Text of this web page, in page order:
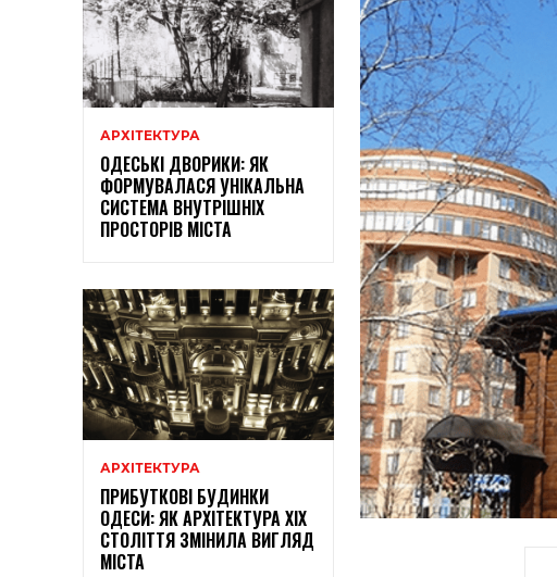
АРХІТЕКТУРА
ОДЕСЬКІ ДВОРИКИ: ЯК
ФОРМУВАЛАСЯ УНІКАЛЬНА
СИСТЕМА ВНУТРІШНІХ
ПРОСТОРІВ МІСТА
АРХІТЕКТУРА
ПРИБУТКОВІ БУДИНКИ
ОДЕСИ: ЯК АРХІТЕКТУРА XIX
СТОЛІТТЯ ЗМІНИЛА ВИГЛЯД
МІСТА